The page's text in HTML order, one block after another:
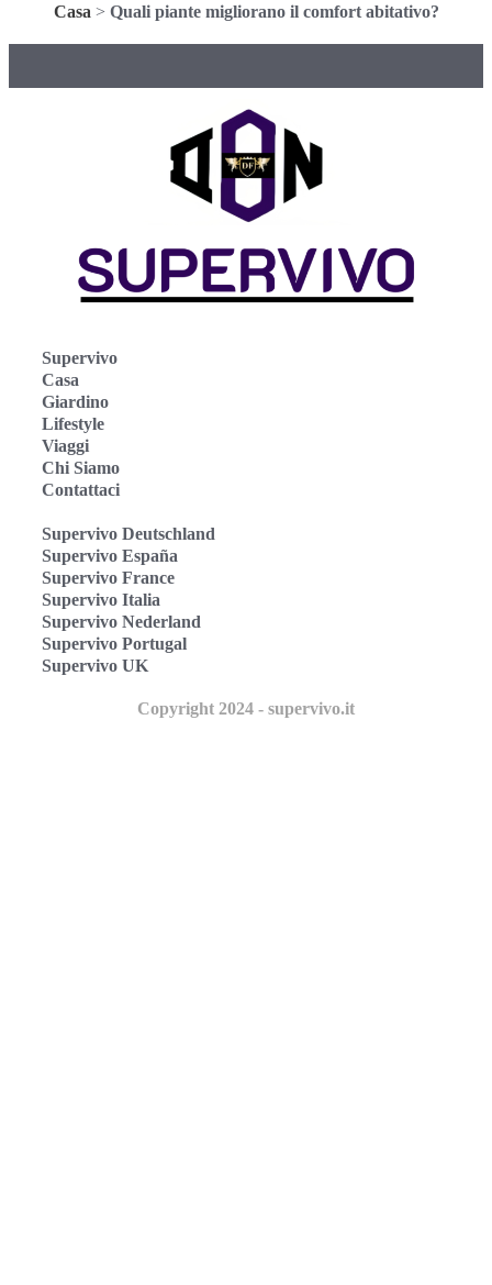
Casa > Quali piante migliorano il comfort abitativo?
Supervivo
Casa
Giardino
Lifestyle
Viaggi
Chi Siamo
Contattaci
Supervivo Deutschland
Supervivo España
Supervivo France
Supervivo Italia
Supervivo Nederland
Supervivo Portugal
Supervivo UK
Copyright 2024 - supervivo.it